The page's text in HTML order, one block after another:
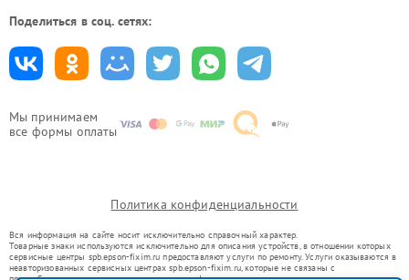
Мы принимаем
все формы оплаты
Поделиться в соц. сетях:
Политика конфиденциальности
Вся информация на сайте носит исключительно справочный характер.
Товарные знаки используются исключительно для описания устройств, в отношении которых
сервисные центры spb.epson-fixim.ru предоставляют услуги по ремонту. Услуги оказываются в
неавторизованных сервисных центрах spb.epson-fixim.ru, которые не связаны с